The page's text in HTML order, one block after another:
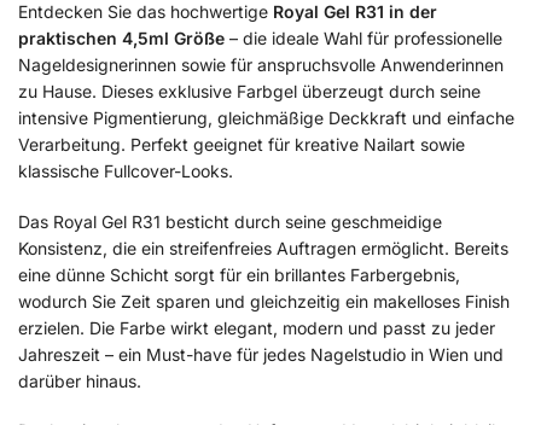
Entdecken Sie das hochwertige Royal Gel R31 in der
praktischen 4,5ml Größe – die ideale Wahl für professionelle
Nageldesignerinnen sowie für anspruchsvolle Anwenderinnen
zu Hause. Dieses exklusive Farbgel überzeugt durch seine
intensive Pigmentierung, gleichmäßige Deckkraft und einfache
Verarbeitung. Perfekt geeignet für kreative Nailart sowie
klassische Fullcover-Looks.
Das Royal Gel R31 besticht durch seine geschmeidige
Konsistenz, die ein streifenfreies Auftragen ermöglicht. Bereits
eine dünne Schicht sorgt für ein brillantes Farbergebnis,
wodurch Sie Zeit sparen und gleichzeitig ein makelloses Finish
erzielen. Die Farbe wirkt elegant, modern und passt zu jeder
Jahreszeit – ein Must-have für jedes Nagelstudio in Wien und
darüber hinaus.